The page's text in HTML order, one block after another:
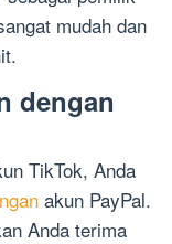
mudah dan
dengan
TikTok, Anda
akun PayPal.
Anda terima